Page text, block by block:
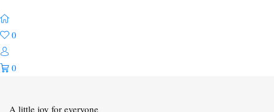
0
0
A little joy for everyone